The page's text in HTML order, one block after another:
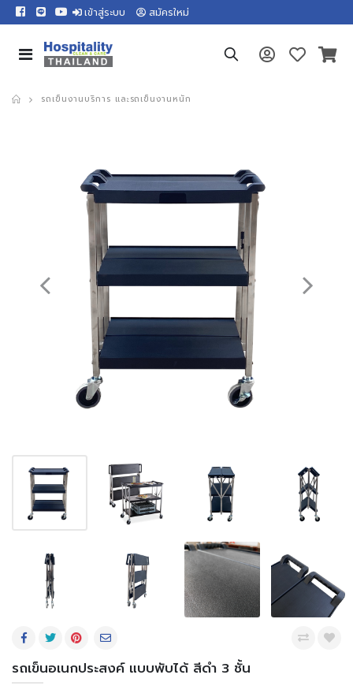
เข้าสู่ระบบ สมัครใหม่
รถเข็นงานบริการ และรถเข็นงานหนัก
รถเข็นอเนกประสงค์ แบบพับได้ สีดำ 3 ชั้น